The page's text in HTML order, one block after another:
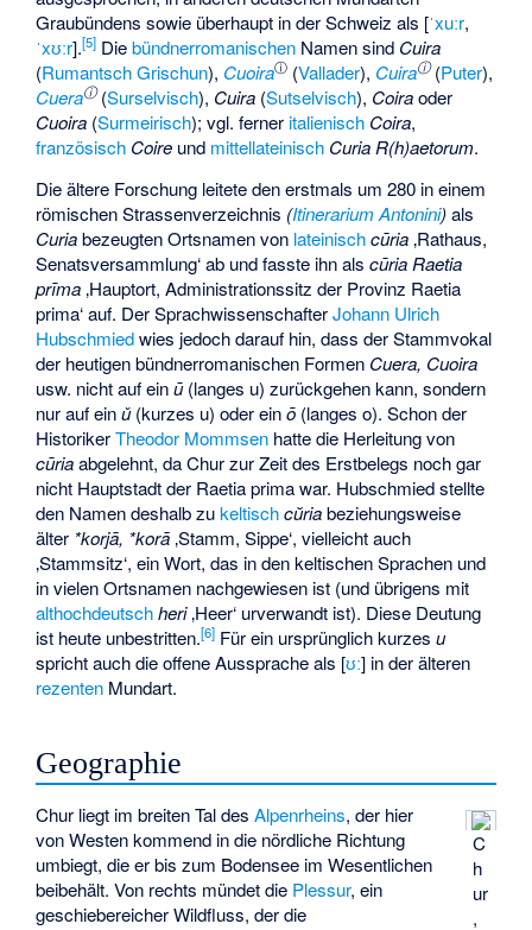
Graubündens sowie überhaupt in der Schweiz als [ˈxuːr,
ˈxʊːr].[5] Diebündnerromanischen Namen sind Cuira
(Rumantsch Grischun), Cuoiraⓘ (Vallader), Cuiraⓘ(Puter),
Cueraⓘ(Surselvisch), Cuira (Sutselvisch), Coiraoder
Cuoira (Surmeirisch); vgl. ferner italienisch Coira,
französisch Coire und mittellateinisch Curia R(h)aetorum.
Die ältere Forschung leitete den erstmals um 280 in einem
römischen Strassenverzeichnis (Itinerarium Antonini)als
Curiabezeugten Ortsnamen von lateinisch cūria ‚Rathaus,
Senatsversammlung‘ab und fasste ihn alscūria Raetia
prīma ‚Hauptort, Administrationssitz der Provinz Raetia
prima‘auf. Der SprachwissenschafterJohann Ulrich
Hubschmiedwies jedoch darauf hin, dass der Stammvokal
der heutigen bündnerromanischen Formen Cuera, Cuoira
usw. nicht auf einū(langes u) zurückgehen kann, sondern
nur auf einǔ(kurzes u) oder einō (langes o). Schon der
HistorikerTheodor Mommsen hatte die Herleitung von
cūriaabgelehnt, da Chur zur Zeit des Erstbelegs noch gar
nicht Hauptstadt der Raetia prima war. Hubschmied stellte
den Namen deshalb zukeltisch cŭriabeziehungsweise
älter *korjā, *korā ‚Stamm, Sippe‘, vielleicht auch
‚Stammsitz‘, ein Wort, das in den keltischen Sprachen und
in vielen Ortsnamen nachgewiesen ist (und übrigens mit
althochdeutsch heri‚Heer‘ urverwandt ist). Diese Deutung
ist heute unbestritten.[6] Für ein ursprünglich kurzesu
spricht auch die offene Aussprache als [ʊː] in der älteren
rezenten Mundart.
Geographie
C
h
ur
,
Chur liegt im breiten Tal desAlpenrheins, der hier
von Westen kommend in die nördliche Richtung
umbiegt, die er bis zum Bodensee im Wesentlichen
beibehält. Von rechts mündet die Plessur, ein
geschiebereicher Wildfluss, der die